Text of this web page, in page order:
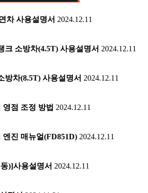
차 사용설명서 2024.12.11
크 소방차(4.5T) 사용설명서 2024.12.11
방차(8.5T) 사용설명서 2024.12.11
영점 조정 방법 2024.12.11
엔진 매뉴얼(FD851D) 2024.12.11
)]사용설명서 2024.12.11